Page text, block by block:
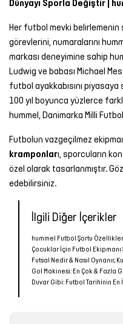
Dünyayı Sporla Değiştir |
Her futbol mevki belirlemenin
görevlerini, numaralarını
markası deneyimine sahip
Ludwig ve babası Michael
futbol ayakkabısını
100 yıl boyunca yüzlerce
hummel, Danimarka Milli
Futbolun vazgeçilmez
kramponları, sporcuların
özel olarak tasarlanmıştır.
edebilirsiniz.
İlgili Diğer İçerikler
hummel Futbol Şortu
Çocuklar İçin Futbol Ekipmanı
Futsal Nedir & Nasıl Oynanır,
Gol Makinesi: En Çok & Fazla
Duvar Gibi: Futbol Tarihinin En